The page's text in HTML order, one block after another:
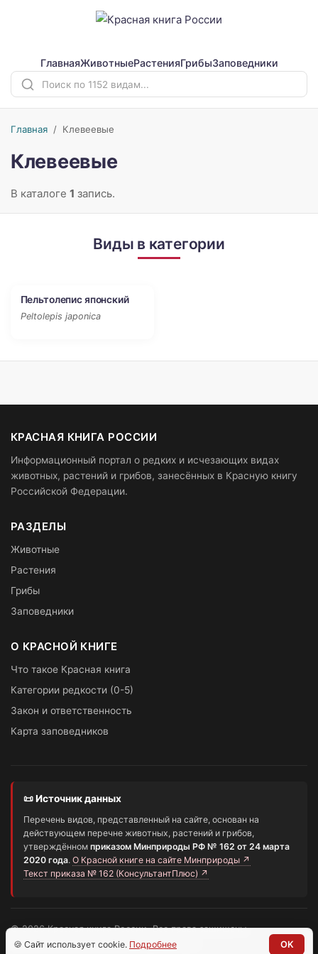
ГлавнаяЖивотныеРастенияГрибыЗаповедники
Главная / Клевеевые
Клевеевые
В каталоге 1 запись.
Виды в категории
3
Пельтолепис японский
Peltolepis japonica
КРАСНАЯ КНИГА РОССИИ
Информационный портал о редких и исчезающих видах
животных, растений и грибов, занесённых в Красную книгу
Российской Федерации.
РАЗДЕЛЫ
Животные
Растения
Грибы
Заповедники
О КРАСНОЙ КНИГЕ
Что такое Красная книга
Категории редкости (0-5)
Закон и ответственность
Карта заповедников
📜 Источник данных
Перечень видов, представленный на сайте, основан на
действующем перечне животных, растений и грибов,
утверждённом приказом Минприроды РФ № 162 от 24 марта
2020 года. О Красной книге на сайте Минприроды ↗
Текст приказа № 162 (КонсультантПлюс) ↗
© 2026 Красная книга России. Все права защищены.
Информационный портал о редких видах
🍪 Сайт использует cookie. Подробнее OK